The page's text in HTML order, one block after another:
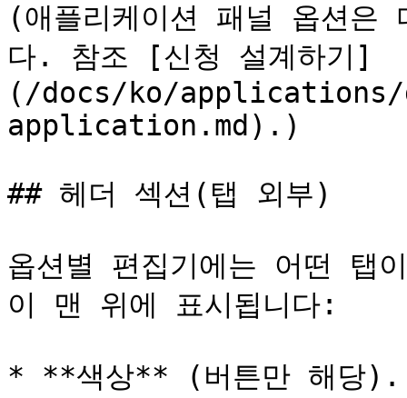
(애플리케이션 패널 옵션은
다. 참조 [신청 설계하기]
(/docs/ko/
application.md).)
## 헤더 섹션(탭 외부)
옵션별 편집기에는 어떤 탭
이 맨 위에 표시됩니다:
* **색상** (버튼만 해당